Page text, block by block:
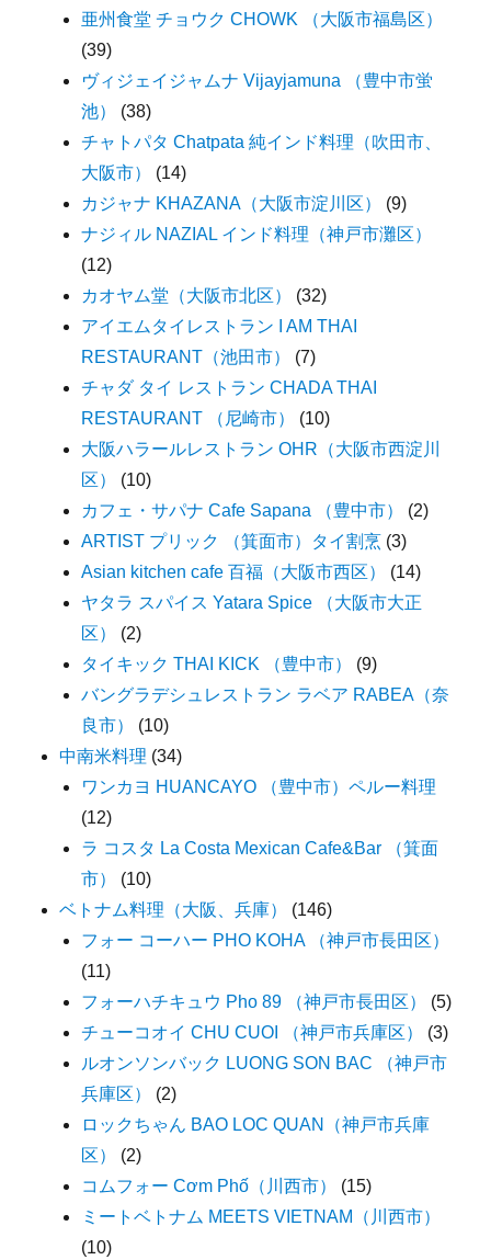
亜州食堂 チョウク CHOWK （大阪市福島区）
(39)
ヴィジェイジャムナ Vijayjamuna （豊中市蛍
池）
(38)
チャトパタ Chatpata 純インド料理（吹田市、
大阪市）
(14)
カジャナ KHAZANA（大阪市淀川区）
(9)
ナジィル NAZIAL インド料理（神戸市灘区）
(12)
カオヤム堂（大阪市北区）
(32)
アイエムタイレストラン I AM THAI
RESTAURANT（池田市）
(7)
チャダ タイ レストラン CHADA THAI
RESTAURANT （尼崎市）
(10)
大阪ハラールレストラン OHR（大阪市西淀川
区）
(10)
カフェ・サパナ Cafe Sapana （豊中市）
(2)
ARTIST プリック （箕面市）タイ割烹 (3)
Asian kitchen cafe 百福（大阪市西区）
(14)
ヤタラ スパイス Yatara Spice （大阪市大正
区）
(2)
タイキック THAI KICK （豊中市）
(9)
バングラデシュレストラン ラベア RABEA（奈
良市）
(10)
中南米料理 (34)
ワンカヨ HUANCAYO （豊中市）ペルー料理
(12)
ラ コスタ La Costa Mexican Cafe&Bar （箕面
市）
(10)
ベトナム料理（大阪、兵庫）
(146)
フォー コーハー PHO KOHA （神戸市長田区）
(11)
フォーハチキュウ Pho 89 （神戸市長田区）
(5)
チューコオイ CHU CUOI （神戸市兵庫区）
(3)
ルオンソンバック LUONG SON BAC （神戸市
兵庫区）
(2)
ロックちゃん BAO LOC QUAN（神戸市兵庫
区）
(2)
コムフォー Cơm Phố（川西市）
(15)
ミートベトナム MEETS VIETNAM（川西市）
(10)